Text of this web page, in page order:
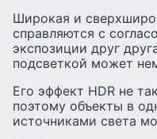
Широкая и
справляются с
экспозиции друг
подсветкой может
Его эффект HDR не
поэтому объекты в
источниками света